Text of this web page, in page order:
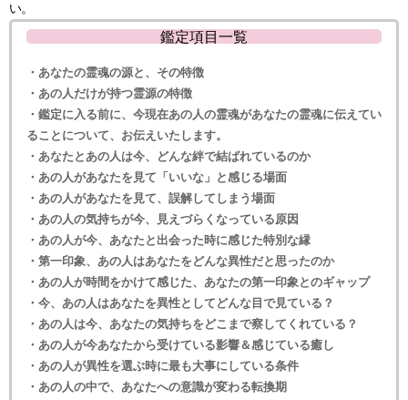
い。
鑑定項目一覧
・あなたの霊魂の源と、その特徴
・あの人だけが持つ霊源の特徴
・鑑定に入る前に、今現在あの人の霊魂があなたの霊魂に伝えてい
ることについて、お伝えいたします。
・あなたとあの人は今、どんな絆で結ばれているのか
・あの人があなたを見て「いいな」と感じる場面
・あの人があなたを見て、誤解してしまう場面
・あの人の気持ちが今、見えづらくなっている原因
・あの人が今、あなたと出会った時に感じた特別な縁
・第一印象、あの人はあなたをどんな異性だと思ったのか
・あの人が時間をかけて感じた、あなたの第一印象とのギャップ
・今、あの人はあなたを異性としてどんな目で見ている？
・あの人は今、あなたの気持ちをどこまで察してくれている？
・あの人が今あなたから受けている影響＆感じている癒し
・あの人が異性を選ぶ時に最も大事にしている条件
・あの人の中で、あなたへの意識が変わる転換期